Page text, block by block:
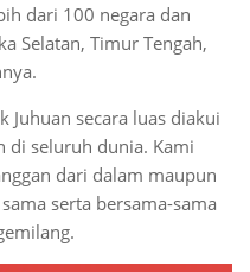
dari 100 negara dan
Selatan, Timur Tengah,
Juhuan secara luas diakui
di seluruh dunia. Kami
dari dalam maupun
serta bersama-sama